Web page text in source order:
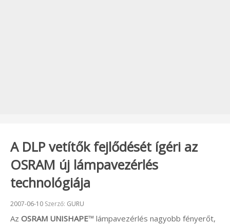
A DLP vetítők fejlődését ígéri az
OSRAM új lámpavezérlés
technológiája
Beküldve:
2007-06-10 Szerző: GURU
Az OSRAM UNISHAPE™ lámpavezérlés nagyobb fényerőt,